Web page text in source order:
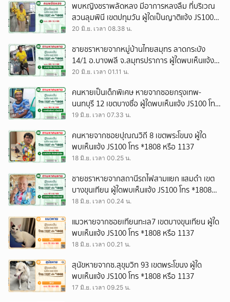
พบหญิงชราพลัดหลง มีอาการหลงลืม ที่บริเวณ
สวนลุมพินี เขตปทุมวัน ผู้ใดเป็นญาติแจ้ง JS100
โทร *1808 หรือ 1137
20 มิ.ย. เวลา 08.38 น.
ชายชราหายจากหมู่บ้านไทยสมุทร ลาดกระบัง
14/1 อ.บางพลี จ.สมุทรปราการ ผู้ใดพบเห็นแจ้ง
JS100 โทร *1808 หรือ 1137
20 มิ.ย. เวลา 01.11 น.
คนหายเป็นเด็กพิเศษ หายจากซอยกรุงเทพ-
นนทบุรี 12 เขตบางซื่อ ผู้ใดพบเห็นแจ้ง JS100 โทร
*1808 หรือ 1137
19 มิ.ย. เวลา 07.33 น.
คนหายจากซอยปุณณวิถี 8 เขตพระโขนง ผู้ใด
พบเห็นแจ้ง JS100 โทร *1808 หรือ 1137
18 มิ.ย. เวลา 00.25 น.
ชายชราหายจากสถานีรถไฟสามแยก แสมดำ เขต
บางขุนเทียน ผู้ใดพบเห็นแจ้ง JS100 โทร *1808
หรือ 1137
18 มิ.ย. เวลา 00.24 น.
แมวหายจากซอยเทียนทะเล7 เขตบางขุนเทียน ผู้ใด
พบเห็นแจ้ง JS100 โทร *1808 หรือ 1137
18 มิ.ย. เวลา 00.21 น.
สุนัขหายจากซ.สุขุมวิท 93 เขตพระโขนง ผู้ใด
พบเห็นแจ้ง JS100 โทร *1808 หรือ 1137
17 มิ.ย. เวลา 09.25 น.